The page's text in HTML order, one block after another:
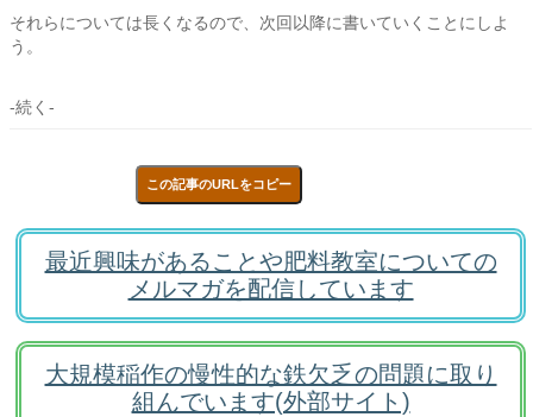
それらについては長くなるので、次回以降に書いていくことにしよ
う。
-続く-
この記事のURLをコピー
最近興味があることや肥料教室についての
メルマガを配信しています
大規模稲作の慢性的な鉄欠乏の問題に取り
組んでいます(外部サイト)